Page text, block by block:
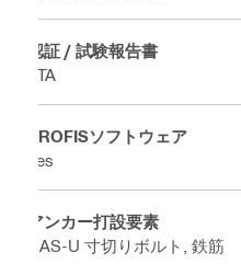
認証 / 試験報告書
ETA
PROFISソフトウェア
Yes
アンカー打設要素
HAS-U 寸切りボルト, 鉄筋